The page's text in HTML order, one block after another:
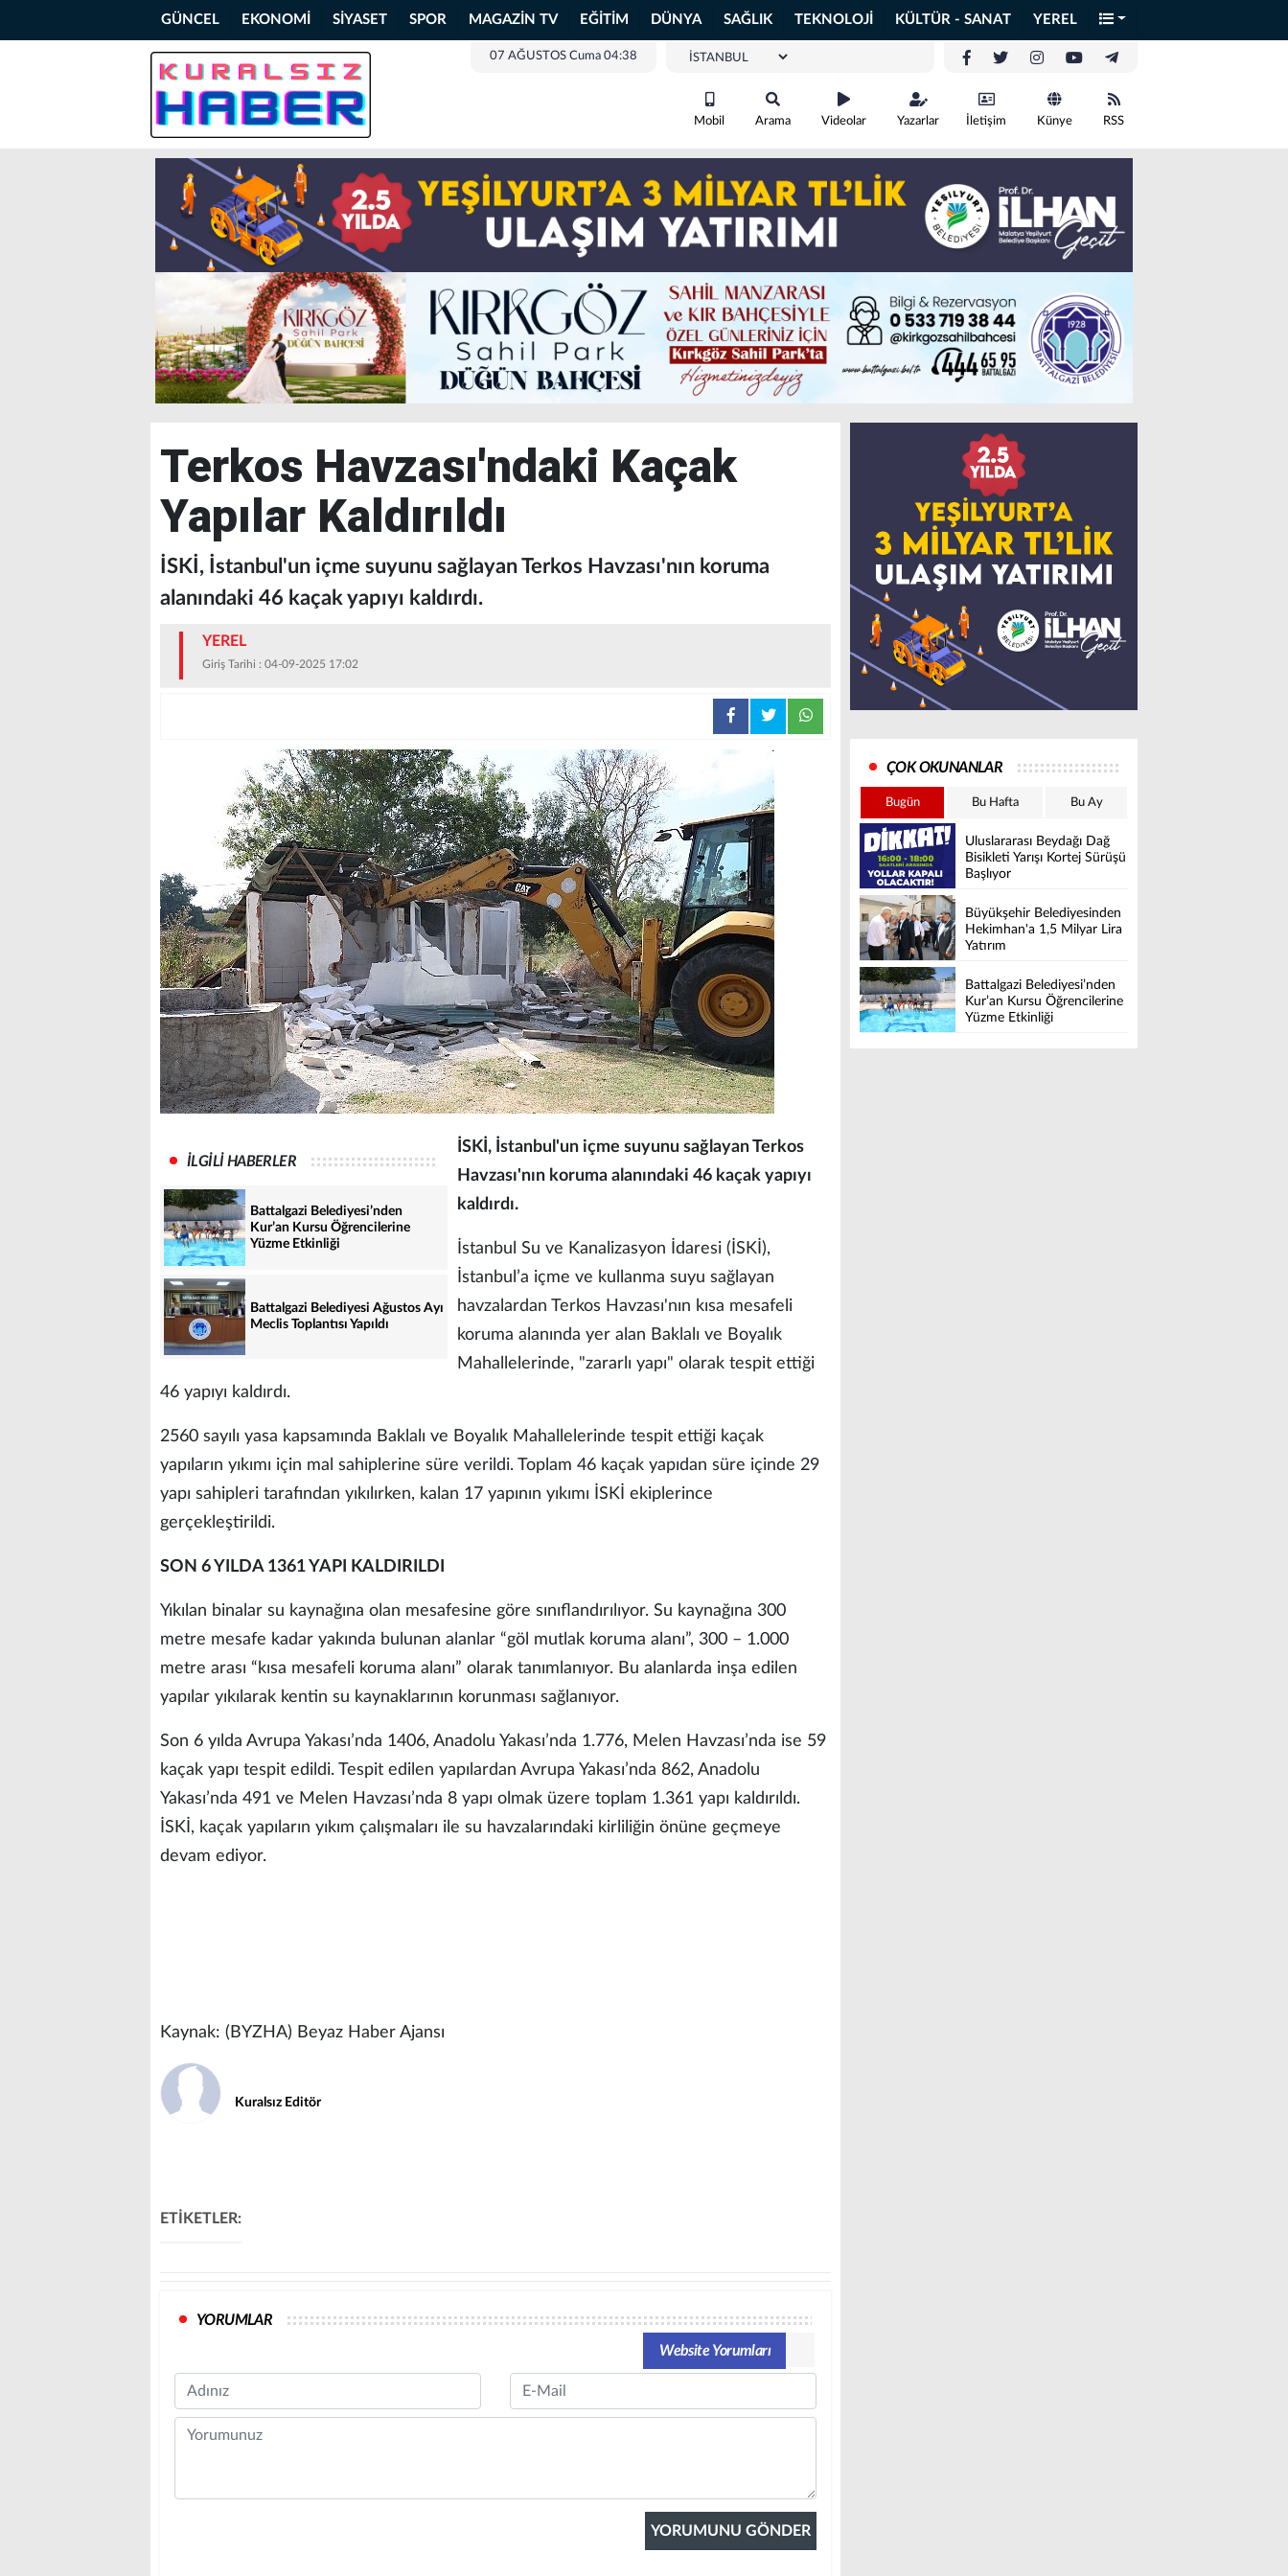
GÜNCEL EKONOMİ SİYASET SPOR MAGAZİN TV EĞİTİM DÜNYA SAĞLIK TEKNOLOJİ KÜLTÜR - SANAT YEREL
07 AĞUSTOS Cuma 04:38
Mobil Arama Videolar Yazarlar İletişim Künye RSS
Terkos Havzası'ndaki Kaçak
Yapılar Kaldırıldı
İSKİ, İstanbul'un içme suyunu sağlayan Terkos Havzası'nın koruma
alanındaki 46 kaçak yapıyı kaldırdı.
YEREL
Giriş Tarihi : 04-09-2025 17:02
İLGİLİ HABERLER
Battalgazi Belediyesi’nden
Kur’an Kursu Öğrencilerine
Yüzme Etkinliği
Battalgazi Belediyesi Ağustos Ayı
Meclis Toplantısı Yapıldı
İSKİ, İstanbul'un içme suyunu sağlayan Terkos
Havzası'nın koruma alanındaki 46 kaçak yapıyı
kaldırdı.
İstanbul Su ve Kanalizasyon İdaresi (İSKİ),
İstanbul’a içme ve kullanma suyu sağlayan
havzalardan Terkos Havzası'nın kısa mesafeli
koruma alanında yer alan Baklalı ve Boyalık
Mahallelerinde, "zararlı yapı" olarak tespit ettiği
46 yapıyı kaldırdı.
2560 sayılı yasa kapsamında Baklalı ve Boyalık Mahallelerinde tespit ettiği kaçak
yapıların yıkımı için mal sahiplerine süre verildi. Toplam 46 kaçak yapıdan süre içinde 29
yapı sahipleri tarafından yıkılırken, kalan 17 yapının yıkımı İSKİ ekiplerince
gerçekleştirildi.
SON 6 YILDA 1361 YAPI KALDIRILDI
Yıkılan binalar su kaynağına olan mesafesine göre sınıflandırılıyor. Su kaynağına 300
metre mesafe kadar yakında bulunan alanlar “göl mutlak koruma alanı”, 300 – 1.000
metre arası “kısa mesafeli koruma alanı” olarak tanımlanıyor. Bu alanlarda inşa edilen
yapılar yıkılarak kentin su kaynaklarının korunması sağlanıyor.
Son 6 yılda Avrupa Yakası’nda 1406, Anadolu Yakası’nda 1.776, Melen Havzası’nda ise 59
kaçak yapı tespit edildi. Tespit edilen yapılardan Avrupa Yakası’nda 862, Anadolu
Yakası’nda 491 ve Melen Havzası’nda 8 yapı olmak üzere toplam 1.361 yapı kaldırıldı.
İSKİ, kaçak yapıların yıkım çalışmaları ile su havzalarındaki kirliliğin önüne geçmeye
devam ediyor.
Kaynak: (BYZHA) Beyaz Haber Ajansı
Kuralsız Editör
ETİKETLER:
YORUMLAR
Website Yorumları
Name Email
Comment
ÇOK OKUNANLAR
Bugün Bu Hafta Bu Ay
Uluslararası Beydağı Dağ
Bisikleti Yarışı Kortej Sürüşü
Başlıyor
Büyükşehir Belediyesinden
Hekimhan'a 1,5 Milyar Lira
Yatırım
Battalgazi Belediyesi’nden
Kur’an Kursu Öğrencilerine
Yüzme Etkinliği